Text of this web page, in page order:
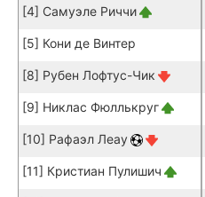
[4] Самуэле Риччи
[5] Кони де Винтер
[8] Рубен Лофтус-Чик
[9] Никлас Фюллькруг
[10] Рафаэл Леау
[11] Кристиан Пулишич